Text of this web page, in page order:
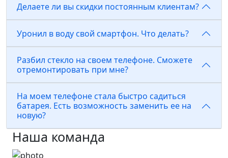
Делаете ли вы скидки постоянным клиентам?
Уронил в воду свой смартфон. Что делать?
Разбил стекло на своем телефоне. Сможете
отремонтировать при мне?
На моем телефоне стала быстро садиться
батарея. Есть возможность заменить ее на
новую?
Наша команда